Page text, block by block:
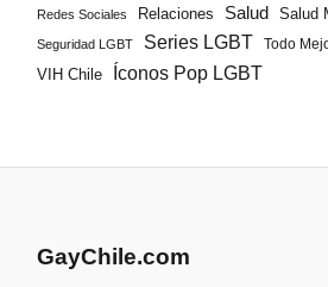
Redes Sociales Relaciones Salud Salud
Seguridad LGBT Series LGBT Todo
VIH Chile
Íconos Pop LGBT
GayChile.com